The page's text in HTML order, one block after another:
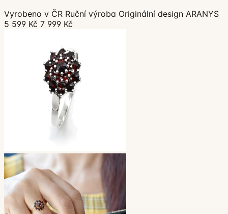
Vyrobeno v ČR Ruční výroba Originální design ARANYS
5 599 Kč 7 999 Kč